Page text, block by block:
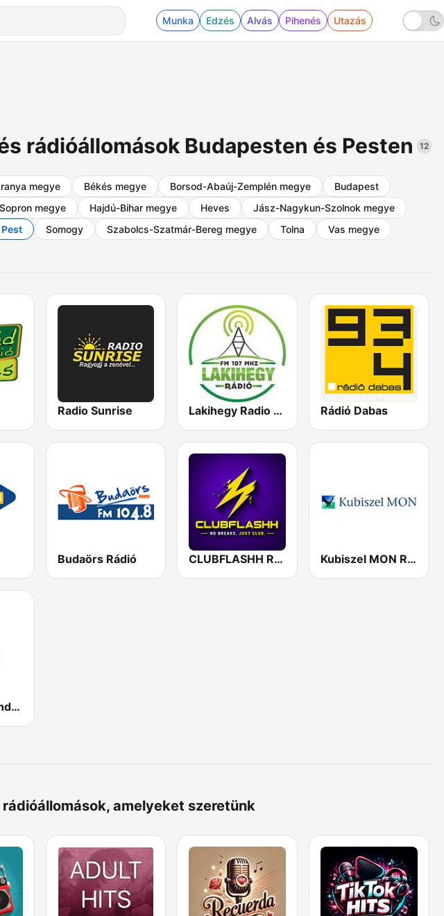
Munka Edzés Alvás Pihenés Utazás
rádióállomások Budapesten és Pesten 12
megye Békés megye Borsod-Abaúj-Zemplén megye
Budapest
megye Hajdú-Bihar megye Heves
Jász-Nagykun-Szolnok megye
Pest Somogy Szabolcs-Szatmár-Bereg megye Tolna
Vas megye
Radio Sunrise Lakihegy Radio 107.0 FM Rádió Dabas
Budaörs Rádió CLUBFLASHH Radio Kubiszel MON Radio Magyarország
Radio Szentendre
rádióállomások, amelyeket szeretünk